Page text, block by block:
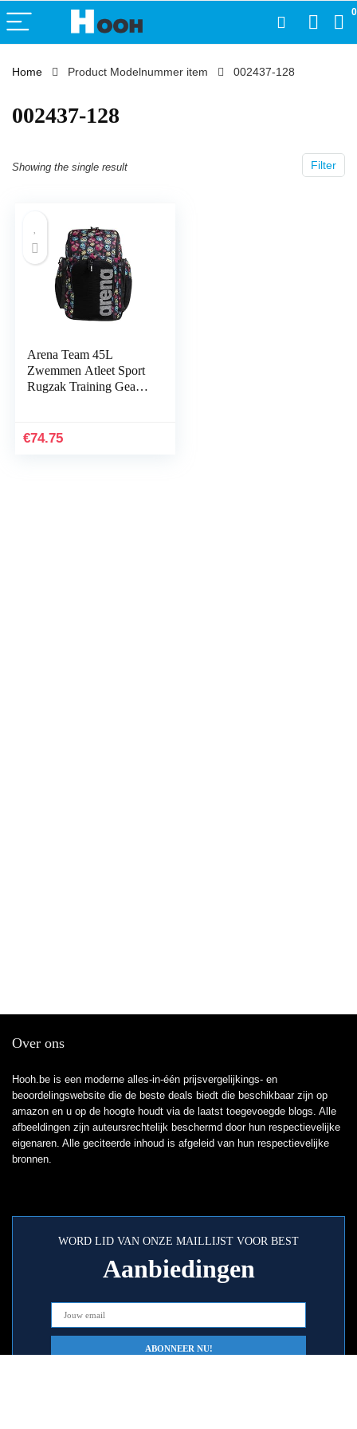
0
Home Product Modelnummer item ‎002437-128
‎002437-128
Filter
Showing the single result
Arena Team 45L
Zwemmen Atleet Sport
Rugzak Training Gear
€74.75
Over ons
Hooh.be is een moderne alles-in-één prijsvergelijkings- en
beoordelingswebsite die de beste deals biedt die beschikbaar zijn op
amazon en u op de hoogte houdt via de laatst toegevoegde blogs. Alle
afbeeldingen zijn auteursrechtelijk beschermd door hun respectievelijke
eigenaren. Alle geciteerde inhoud is afgeleid van hun respectievelijke
bronnen.
WORD LID VAN ONZE MAILLIJST VOOR BEST
Aanbiedingen